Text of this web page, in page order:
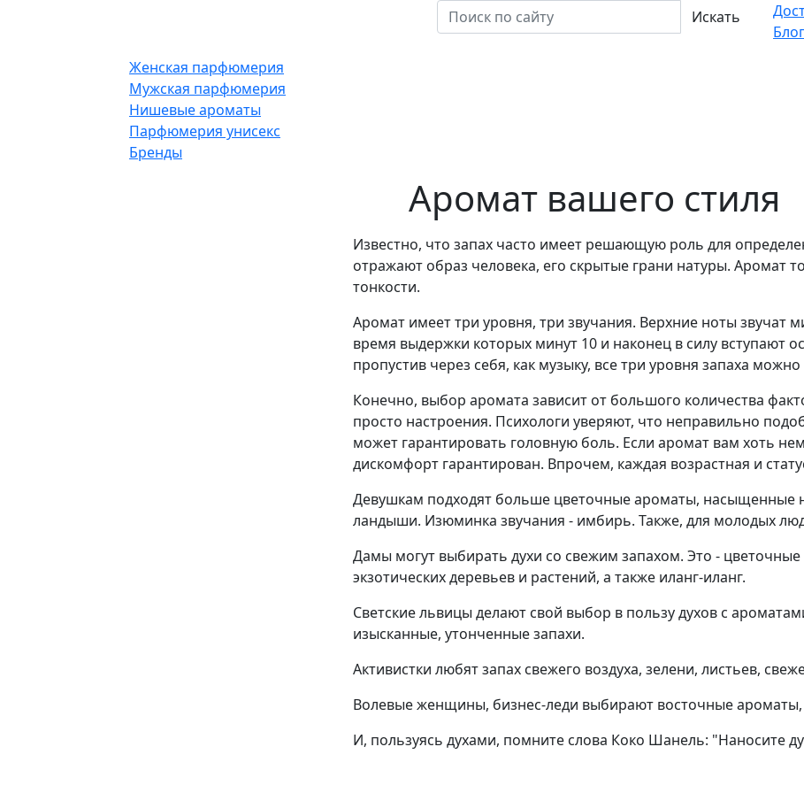
Искать
Блог
Женская парфюмерия
Мужская парфюмерия
Нишевые ароматы
Парфюмерия унисекс
Бренды
Аромат вашего стиля
Известно, что запах часто имеет решающую роль для
отражают образ человека, его скрытые грани натуры. Аромат
тонкости.
Аромат имеет три уровня, три звучания. Верхние ноты звучат
время выдержки которых минут 10 и наконец в силу вступают
пропустив через себя, как музыку, все три уровня запаха
Конечно, выбор аромата зависит от большого количества
просто настроения. Психологи уверяют, что неправильно
может гарантировать головную боль. Если аромат вам хоть
дискомфорт гарантирован. Впрочем, каждая возрастная и
Девушкам подходят больше цветочные ароматы, насыщенные
ландыши. Изюминка звучания - имбирь. Также, для молодых
Дамы могут выбирать духи со свежим запахом. Это -
экзотических деревьев и растений, а также иланг-иланг.
Светские львицы делают свой выбор в пользу духов с
изысканные, утонченные запахи.
Активистки любят запах свежего воздуха, зелени, листьев,
Волевые женщины, бизнес-леди выбирают восточные ароматы,
И, пользуясь духами, помните слова Коко Шанель: "Наносите